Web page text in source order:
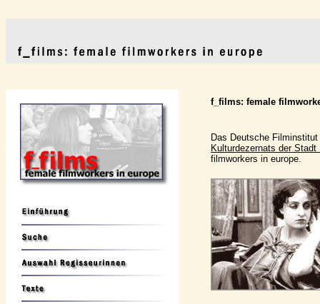
f_films: female
Das Deutsche
Kulturdezernats der
filmworkers in europe.